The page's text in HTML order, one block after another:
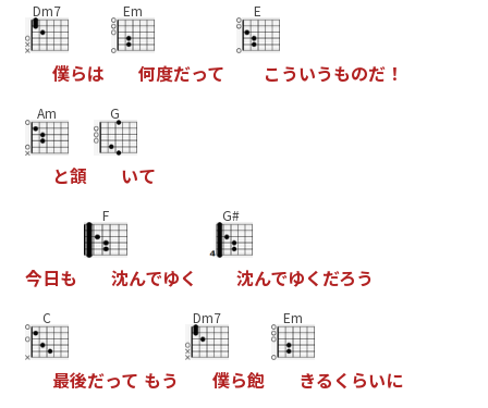
Dm7
僕らは
Em
何度だって
E
こ ういうものだ！
Am
と頷
G
いて
今日も
F
沈んでゆく
G#
沈んでゆく だろう
C
最後だって もう
Dm7
僕ら飽
Em
きる く らいに